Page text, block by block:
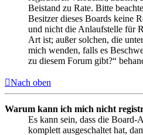
Beistand zu Rate. Bitte
Besitzer dieses Boards keine
und nicht die Anlaufstelle für
Art ist; außer solchen, die
mich wenden, falls es
zu diesem Forum gibt?“
Nach oben
Warum kann ich mich nicht
Es kann sein, dass die
komplett ausgeschaltet hat,